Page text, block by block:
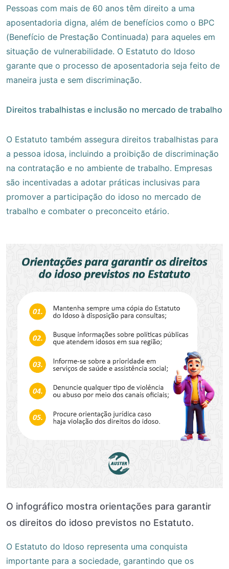
Pessoas com mais de 60 anos têm direito a uma
aposentadoria digna, além de benefícios como o BPC
(Benefício de Prestação Continuada) para aqueles em
situação de vulnerabilidade. O Estatuto do Idoso
garante que o processo de aposentadoria seja feito de
maneira justa e sem discriminação.
Direitos trabalhistas e inclusão no mercado de trabalho
O Estatuto também assegura direitos trabalhistas para
a pessoa idosa, incluindo a proibição de discriminação
na contratação e no ambiente de trabalho. Empresas
são incentivadas a adotar práticas inclusivas para
promover a participação do idoso no mercado de
trabalho e combater o preconceito etário.
O infográfico mostra orientações para garantir
os direitos do idoso previstos no Estatuto.
O Estatuto do Idoso representa uma conquista
importante para a sociedade, garantindo que os